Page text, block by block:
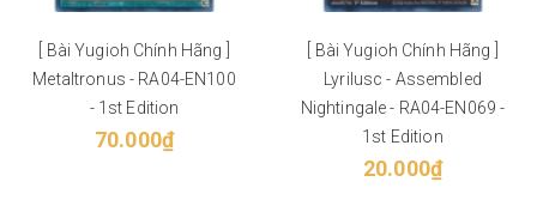
[ Bài Yugioh Chính Hãng ]
Metaltronus - RA04-EN100
- 1st Edition
70.000₫
[ Bài Yugioh Chính Hãng ]
Lyrilusc - Assembled
Nightingale - RA04-EN069 -
1st Edition
20.000₫